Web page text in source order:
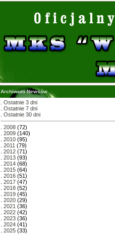
Archiwum Newsów
Ostatnie 3 dni
Ostatnie 7 dni
Ostatnie 30 dni
2008 (72)
2009 (140)
2010 (95)
2011 (79)
2012 (71)
2013 (93)
2014 (68)
2015 (64)
2016 (51)
2017 (47)
2018 (52)
2019 (45)
2020 (29)
2021 (36)
2022 (42)
2023 (36)
2024 (41)
2025 (33)